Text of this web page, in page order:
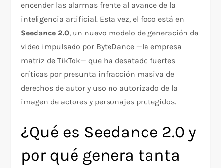
encender las alarmas frente al avance de la
inteligencia artificial. Esta vez, el foco está en
Seedance 2.0, un nuevo modelo de generación de
video impulsado por ByteDance —la empresa
matriz de TikTok— que ha desatado fuertes
críticas por presunta infracción masiva de
derechos de autor y uso no autorizado de la
imagen de actores y personajes protegidos.
¿Qué es Seedance 2.0 y
por qué genera tanta